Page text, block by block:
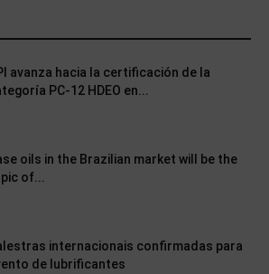
avanza hacia la certificación de la
PC-12 HDEO en...
oils in the Brazilian market will be the
of...
internacionais confirmadas para
de lubrificantes